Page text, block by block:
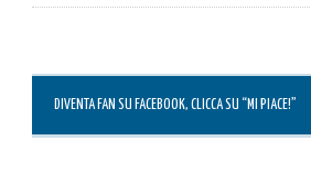
DIVENTA FAN SU FACEBOOK, CLICCA SU “MI PIACE!”